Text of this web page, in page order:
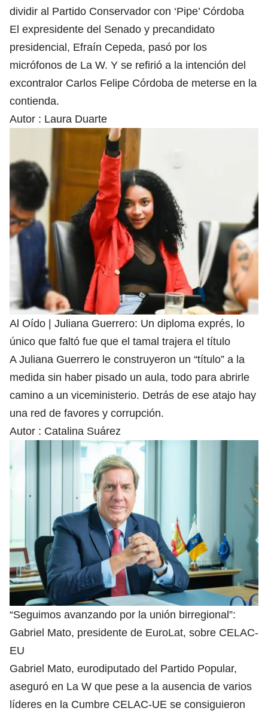
dividir al Partido Conservador con ‘Pipe’ Córdoba
El expresidente del Senado y precandidato
presidencial, Efraín Cepeda, pasó por los
micrófonos de La W. Y se refirió a la intención del
excontralor Carlos Felipe Córdoba de meterse en la
contienda.
Autor : Laura Duarte
Al Oído | Juliana Guerrero: Un diploma exprés, lo
único que faltó fue que el tamal trajera el título
A Juliana Guerrero le construyeron un “título” a la
medida sin haber pisado un aula, todo para abrirle
camino a un viceministerio. Detrás de ese atajo hay
una red de favores y corrupción.
Autor : Catalina Suárez
“Seguimos avanzando por la unión birregional”:
Gabriel Mato, presidente de EuroLat, sobre CELAC-
EU
Gabriel Mato, eurodiputado del Partido Popular,
aseguró en La W que pese a la ausencia de varios
líderes en la Cumbre CELAC-UE se consiguieron